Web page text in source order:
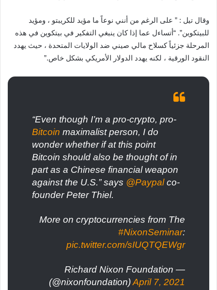
وقال تيل : ” على الرغم من أنني نوعاً ما مؤيد للكريبتو ، ومؤيد
للبيتكوين”. “أتساءل عما إذا كان ينبغي التفكير في بيتكوين في هذه
المرحلة جزئياً كسلاح مالي صيني ضد الولايات المتحدة ، حيث يهدد
النقود الورقية ، لكنه يهدد الدولار الأمريكي بشكل خاص.”
“Even though I’m a pro-crypto, pro-
Bitcoin maximalist person, I do
wonder whether if at this point
Bitcoin should also be thought of in
part as a Chinese financial weapon
against the U.S.” says @Paypalco-
founder Peter Thiel.
More on cryptocurrencies from The
#NixonSeminar:
pic.twitter.com/sIUQTQEWgr
— Richard Nixon Foundation
(@nixonfoundation)April 7, 2021